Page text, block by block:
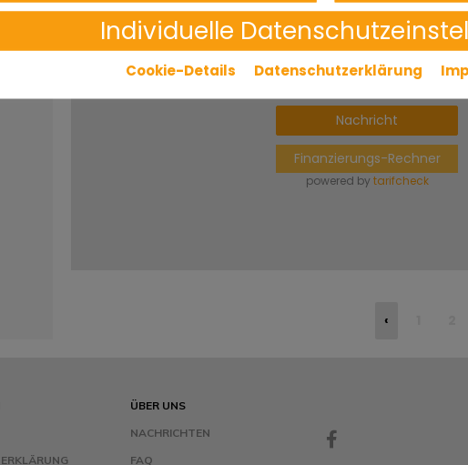
Dauerinserat
EUR125.000,-
Nachricht
Finanzierungs-Rechner
powered by tarifcheck
‹
ÜBER UNS
NACHRICHTEN
FAQ
Individuelle
Cookie-Details Datenschutzerklärung